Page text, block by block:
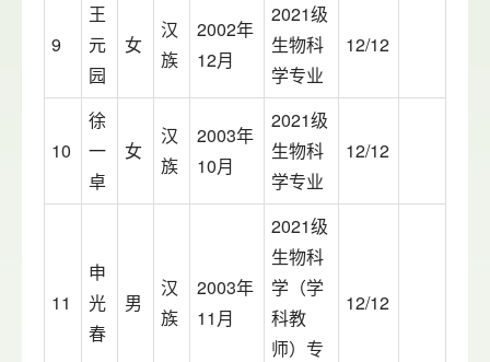
9
王
元
园
女
汉
族
2002年
12月
2021级
生物科
学专业
12/12
10
徐
一
卓
女
汉
族
2003年
10月
2021级
生物科
学专业
12/12
11
申
光
春
男
汉
族
2003年
11月
2021级
生物科
学（学
科教
师）专
12/12